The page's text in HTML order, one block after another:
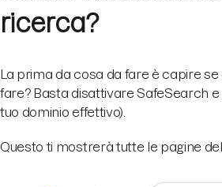
ricerca?
La prima da cosa da fare è capire
fare? Basta disattivare SafeSearch e
tuo dominio effettivo).
Questo ti mostrerà tutte le pagine